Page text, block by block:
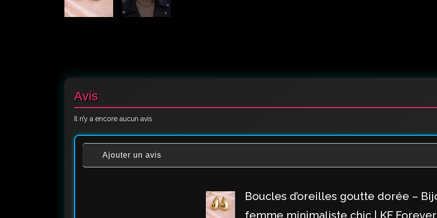
Avis
Il n’y a encore aucun avis
Ajouter un avis
Boucles d’oreilles goutte dorée –
femme minimaliste chic | KF Forever